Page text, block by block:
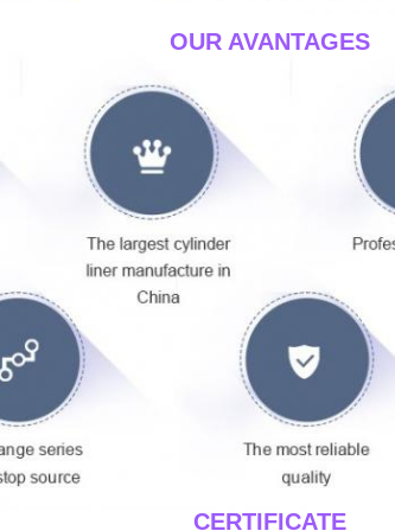
____OUR AVANTAGES__
____CERTIFICATE__